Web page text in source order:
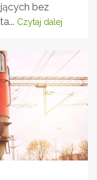
bez
Czytaj dalej